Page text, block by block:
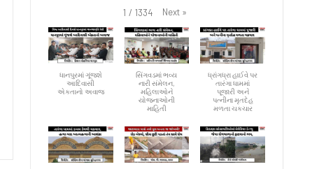
1 / 1334 Next »
ધાનપુરમાં ગૂંજશે
આદિવાસી
એકતાનો અવાજ
સિંગવડમાં ભવ્ય
નારી સંમેલન,
મહિલાઓને
યોજનાઓની
માહિતી
ધ્રાંગધ્રા હાઈવે પર
તારંગા ધામમાં
પૂજારી અને
પત્નીના મૃતદેહ
મળતા ચકચાર